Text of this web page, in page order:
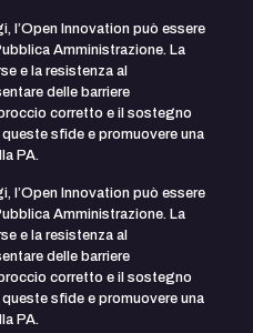
l’Open Innovation può essere
Amministrazione. La
e la resistenza al
delle barriere
corretto e il sostegno
sfide e promuovere una
PA.
l’Open Innovation può essere
Amministrazione. La
e la resistenza al
delle barriere
corretto e il sostegno
sfide e promuovere una
PA.